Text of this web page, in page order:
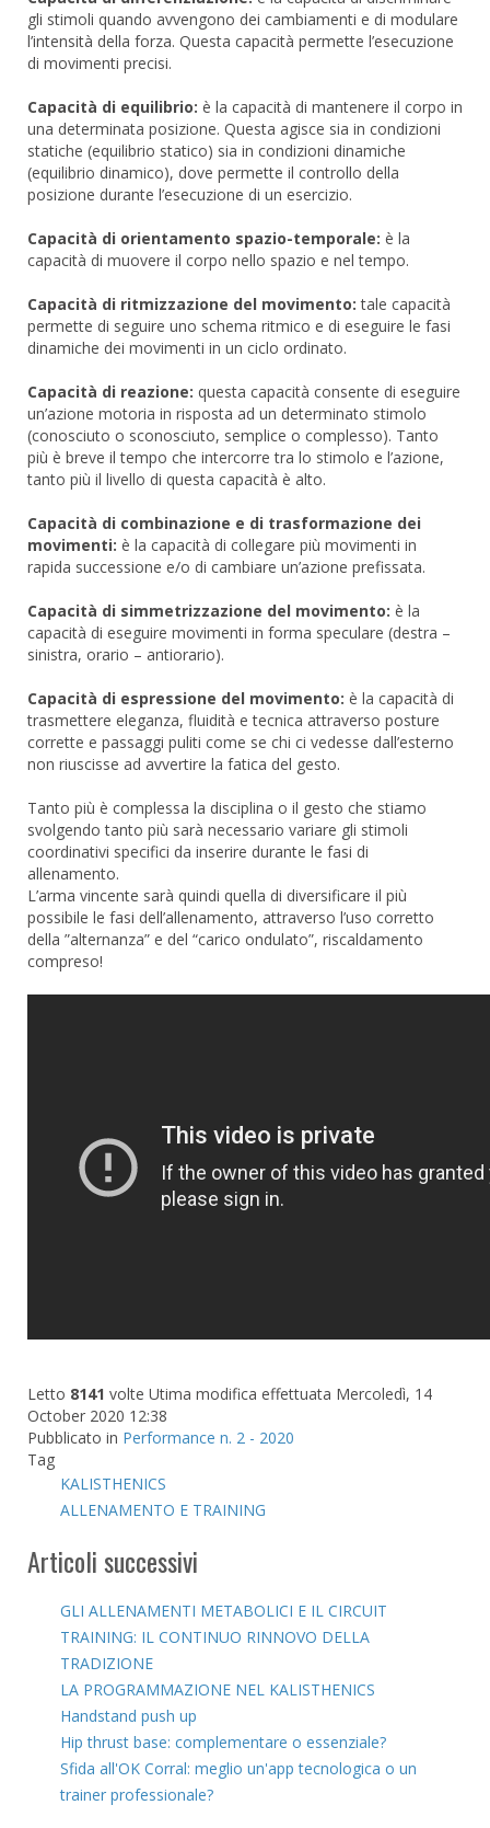
gli stimoli quando avvengono dei cambiamenti e di modulare
l’intensità della forza. Questa capacità permette l’esecuzione
di movimenti precisi.
Capacità di equilibrio: è la capacità di mantenere il corpo in
una determinata posizione. Questa agisce sia in condizioni
statiche (equilibrio statico) sia in condizioni dinamiche
(equilibrio dinamico), dove permette il controllo della
posizione durante l’esecuzione di un esercizio.
Capacità di orientamento spazio-temporale: è la
capacità di muovere il corpo nello spazio e nel tempo.
Capacità di ritmizzazione del movimento: tale capacità
permette di seguire uno schema ritmico e di eseguire le fasi
dinamiche dei movimenti in un ciclo ordinato.
Capacità di reazione: questa capacità consente di eseguire
un’azione motoria in risposta ad un determinato stimolo
(conosciuto o sconosciuto, semplice o complesso). Tanto
più è breve il tempo che intercorre tra lo stimolo e l’azione,
tanto più il livello di questa capacità è alto.
Capacità di combinazione e di trasformazione dei
movimenti: è la capacità di collegare più movimenti in
rapida successione e/o di cambiare un’azione prefissata.
Capacità di simmetrizzazione del movimento: è la
capacità di eseguire movimenti in forma speculare (destra –
sinistra, orario – antiorario).
Capacità di espressione del movimento: è la capacità di
trasmettere eleganza, fluidità e tecnica attraverso posture
corrette e passaggi puliti come se chi ci vedesse dall’esterno
non riuscisse ad avvertire la fatica del gesto.
Tanto più è complessa la disciplina o il gesto che stiamo
svolgendo tanto più sarà necessario variare gli stimoli
coordinativi specifici da inserire durante le fasi di
allenamento.
L’arma vincente sarà quindi quella di diversificare il più
possibile le fasi dell’allenamento, attraverso l’uso corretto
della ”alternanza” e del “carico ondulato”, riscaldamento
compreso!
Letto 8141 volte Utima modifica effettuata Mercoledì, 14
October 2020 12:38
Pubblicato in Performance n. 2 - 2020
Tag
KALISTHENICS
ALLENAMENTO E TRAINING
Articoli successivi
GLI ALLENAMENTI METABOLICI E IL CIRCUIT
TRAINING: IL CONTINUO RINNOVO DELLA
TRADIZIONE
LA PROGRAMMAZIONE NEL KALISTHENICS
Handstand push up
Hip thrust base: complementare o essenziale?
Sfida all'OK Corral: meglio un'app tecnologica o un
trainer professionale?